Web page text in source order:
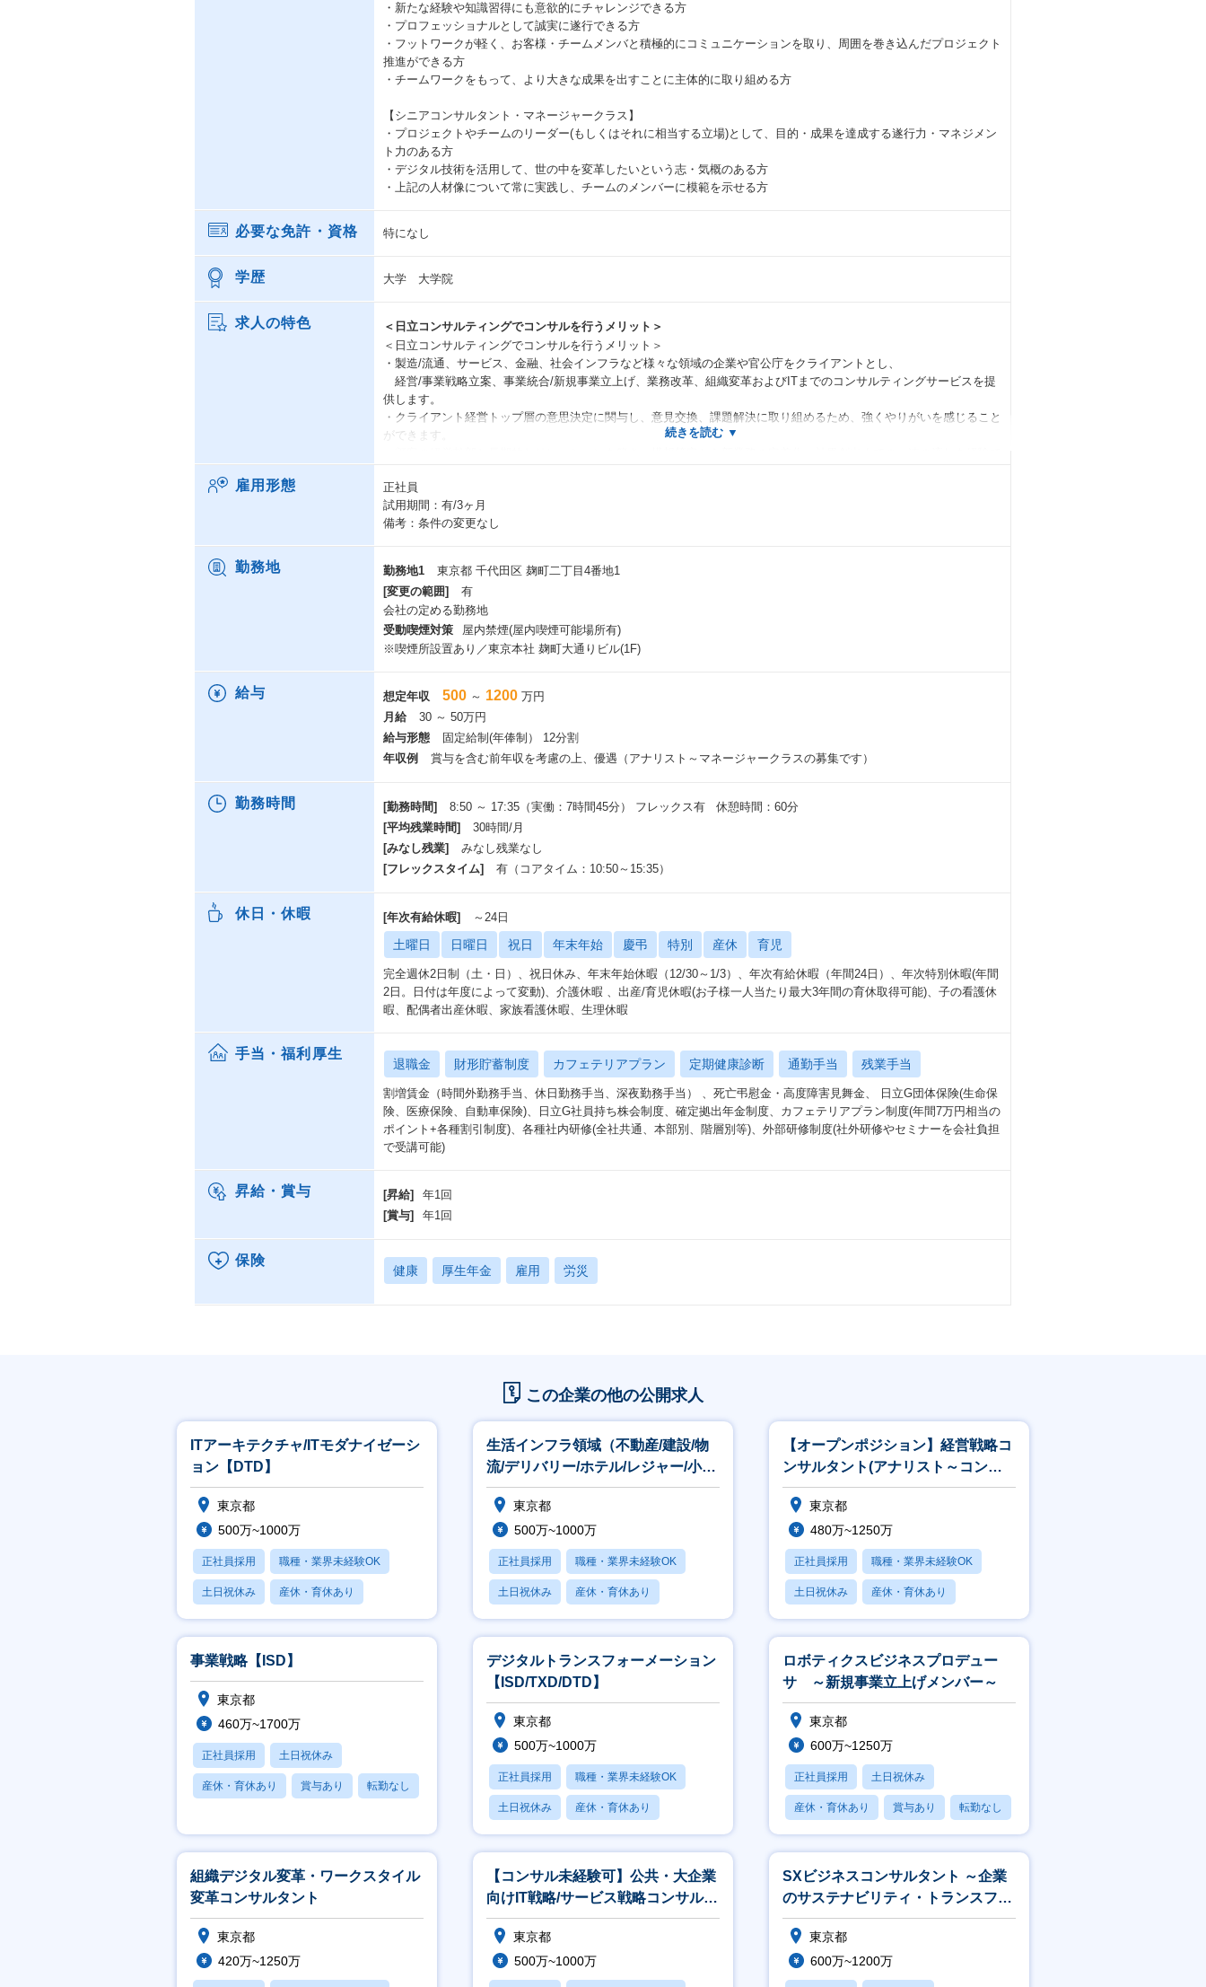
・新たな経験や知識習得にも意欲的にチャレンジできる方
・プロフェッショナルとして誠実に遂行できる方
・フットワークが軽く、お客様・チームメンバと積極的にコミュニケーションを取り、周囲を巻き込んだプロジェクト
推進ができる方
・チームワークをもって、より大きな成果を出すことに主体的に取り組める方
【シニアコンサルタント・マネージャークラス】
・プロジェクトやチームのリーダー(もしくはそれに相当する立場)として、目的・成果を達成する遂行力・マネジメン
ト力のある方
・デジタル技術を活用して、世の中を変革したいという志・気概のある方
・上記の人材像について常に実践し、チームのメンバーに模範を示せる方
必要な免許・資格 特になし
学歴 大学 大学院
求人の特色
＜日立コンサルティングでコンサルを行うメリット＞
＜日立コンサルティングでコンサルを行うメリット＞
・製造/流通、サービス、金融、社会インフラなど様々な領域の企業や官公庁をクライアントとし、
経営/事業戦略立案、事業統合/新規事業立上げ、業務改革、組織変革およびITまでのコンサルティングサービスを提
供します。
・クライアント経営トップ層の意思決定に関与し、意見交換、課題解決に取り組めるため、強くやりがいを感じること
ができます。
※プログラミング等のシステム開発工程はグループ企業が担うため、当社のコンサルタントは担当しません。
・国内最大級のメーカー/インフラ企業である日立製作所、及び日立グループが持つ知見／技術・人脈が活用可能であ
り、
・日立グループ自体が様々なデジタルテクノロジーを開発しているため、日立グループ内で培った技術やノウハウの活
用を通じて、
実践的なデジタルコンサルティングの知識を身に付けることができます。
・若手や女性も多く、多種多様なバックグラウンドを持つ方が在籍しており、フラットで活力の溢れる組織です
（組織構成：中途入社70％、新卒入社者15％、日立グループ出身者15％）。
また、多彩なメンバーを支える働き方改革の取組みを進めており、個々人に合った働き方の実現を目指しています。
＜働きやすさ＞ ※未経験枠は多少変更箇所ができる可能性もございます
【働き方】
①リモート ②産育休後のフォロー
22年度の実績は、88％リモート勤務 ・時短勤務可能 ・お子さんが小学校を卒業するま
12％は、管理職層が時々出社している為 ・時短したくない方はフルでフレックスを活用しな
がら働く
コンサル～シニアコンサル職位はほぼリモート →上記2点は選択可能
また、会社もリモートを推奨している ・産前産後に体調をくずされた場合は、遅刻や欠勤
扱いにせず通常勤務でカウント
29時間（富士通の残業は３５時間と記載）
なぜここまで少ないのかの理由もしっかりあります！（理由がない企業が多いです！）
計画通りに仕事を受けることを徹底されており、遂行できる無理の無い期間で対応を進めている
むちゃな対応はしないよう、突発的な対応が起きないよう工夫している
④女性の活躍事例
平均年齢が38歳程度なので→子育ての世代の社員が多い
もちろん男性も子育てに協力的な方が多く休みを取っている
リモートで赤ちゃんの声が聞こえながら仕事をしている方も
本部長も女性で、子供を送ってから勤務している 等理解がある
⑤サテライトオフィス ⑥地方勤務の方も
自由に活用することが可能、都内近郊で700箇所ある 群馬、静岡、金沢社員などもいらっしゃる
【研修制度】
・研修
∟ 日立グループが用意している研修
日立アカデミーという会社があり研修を専門にしている会社、グループ社員は受けられる
雇用形態
正社員
試用期間：有/3ヶ月
備考：条件の変更なし
勤務地 勤務地1
東京都 千代田区 麹町二丁目4番地1
[変更の範囲]
有
会社の定める勤務地
受動喫煙対策
屋内禁煙(屋内喫煙可能場所有)
※喫煙所設置あり／東京本社 麹町大通りビル(1F)
給与 想定年収 500 ～ 1200 万円
月給
30 ～ 50万円
給与形態
固定給制(年俸制） 12分割
年収例
賞与を含む前年収を考慮の上、優遇（アナリスト～マネージャークラスの募集です）
勤務時間 [勤務時間]
8:50 ～ 17:35（実働：7時間45分） フレックス有 休憩時間：60分
[平均残業時間]
30時間/月
[みなし残業]
みなし残業なし
[フレックスタイム]
有（コアタイム：10:50～15:35）
休日・休暇 [年次有給休暇] ～24日
土曜日 日曜日 祝日 年末年始 慶弔 特別 産休 育児
完全週休2日制（土・日）、祝日休み、年末年始休暇（12/30～1/3）、年次有給休暇（年間24日）、年次特別休暇(年間
2日。日付は年度によって変動)、介護休暇 、出産/育児休暇(お子様一人当たり最大3年間の育休取得可能)、子の看護休
暇、配偶者出産休暇、家族看護休暇、生理休暇
手当・福利厚生
退職金 財形貯蓄制度 カフェテリアプラン 定期健康診断 通勤手当 残業手当
割増賃金（時間外勤務手当、休日勤務手当、深夜勤務手当） 、死亡弔慰金・高度障害見舞金、 日立G団体保険(生命保
険、医療保険、自動車保険)、日立G社員持ち株会制度、確定拠出年金制度、カフェテリアプラン制度(年間7万円相当の
ポイント+各種割引制度)、各種社内研修(全社共通、本部別、階層別等)、外部研修制度(社外研修やセミナーを会社負担
で受講可能)
昇給・賞与 [昇給]
年1回
[賞与]
年1回
保険
健康 厚生年金 雇用 労災
この企業の他の公開求人
ITアーキテクチャ/ITモダナイゼーシ
ョン【DTD】
東京都
500万~1000万
正社員採用 職種・業界未経験OK
土日祝休み 産休・育休あり
賞与あり
生活インフラ領域（不動産/建設/物
流/デリバリー/ホテル/レジャー/小
売）【CTD】
東京都
500万~1000万
正社員採用 職種・業界未経験OK
土日祝休み 産休・育休あり
賞与あり
【オープンポジション】経営戦略コ
ンサルタント(アナリスト～コンサ
ルタント)※時短OK／リモート82％
東京都
480万~1250万
正社員採用 職種・業界未経験OK
土日祝休み 産休・育休あり
賞与あり
事業戦略【ISD】
東京都
460万~1700万
正社員採用 土日祝休み
産休・育休あり 賞与あり 転勤なし
デジタルトランスフォーメーション
【ISD/TXD/DTD】
東京都
500万~1000万
正社員採用 職種・業界未経験OK
土日祝休み 産休・育休あり
賞与あり
ロボティクスビジネスプロデュー
サ ～新規事業立上げメンバー～
東京都
600万~1250万
正社員採用 土日祝休み
産休・育休あり 賞与あり 転勤なし
組織デジタル変革・ワークスタイル
変革コンサルタント
東京都
420万~1250万
【コンサル未経験可】公共・大企業
向けIT戦略/サービス戦略コンサルタ
ント (DX、IoT、生成AI等
東京都
500万~1000万
SXビジネスコンサルタント ～企業
のサステナビリティ・トランスフォ
ーメーションを支援～
東京都
600万~1200万